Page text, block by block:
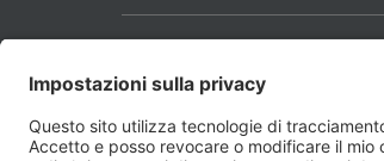
ma rispondenti a diverse
e di aggiornamento
EdiAcademyvuole aiutarvi nella